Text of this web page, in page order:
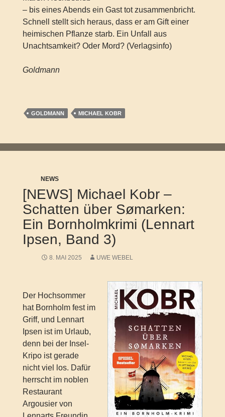
– bis eines Abends ein Gast tot zusammenbricht.
Schnell stellt sich heraus, dass er am Gift einer
heimischen Pflanze starb. Ein Unfall aus
Unachtsamkeit? Oder Mord? (Verlagsinfo)
Goldmann
GOLDMANN MICHAEL KOBR
NEWS
[NEWS] Michael Kobr –
Schatten über Sømarken:
Ein Bornholmkrimi (Lennart
Ipsen, Band 3)
8. MAI 2025 UWE WEBEL
Der Hochsommer
hat Bornholm fest im
Griff, und Lennart
Ipsen ist im Urlaub,
denn bei der Insel-
Kripo ist gerade
nicht viel los. Dafür
herrscht im noblen
Restaurant
Argousier von